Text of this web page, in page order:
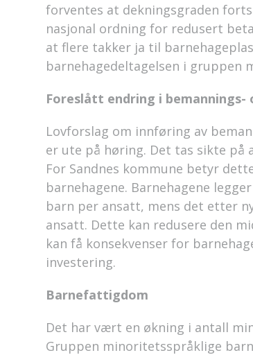
forventes at dekningsgraden
nasjonal ordning for redusert
at flere takker ja til
barnehagedeltagelsen i gruppen
Foreslått endring i
Lovforslag om innføring av
er ute på høring. Det tas sikte på
For Sandnes kommune betyr
barnehagene. Barnehagene
barn per ansatt, mens det etter
ansatt. Dette kan redusere den
kan få konsekvenser for
investering.
Barnefattigdom
Det har vært en økning i antall
Gruppen minoritetsspråklige